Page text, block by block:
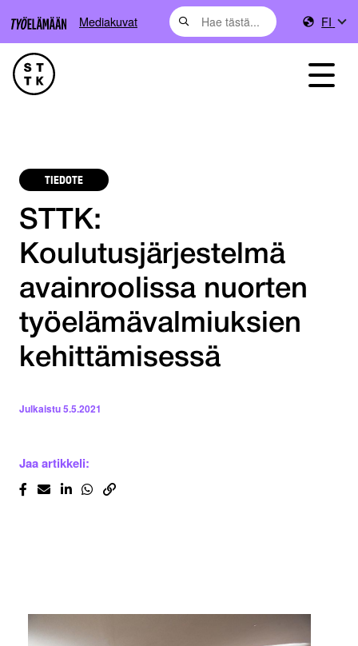
Mediakuvat FI
TIEDOTE
STTK:
Koulutusjärjestelmä
avainroolissa nuorten
työelämävalmiuksien
kehittämisessä
Julkaistu5.5.2021
Jaa artikkeli: